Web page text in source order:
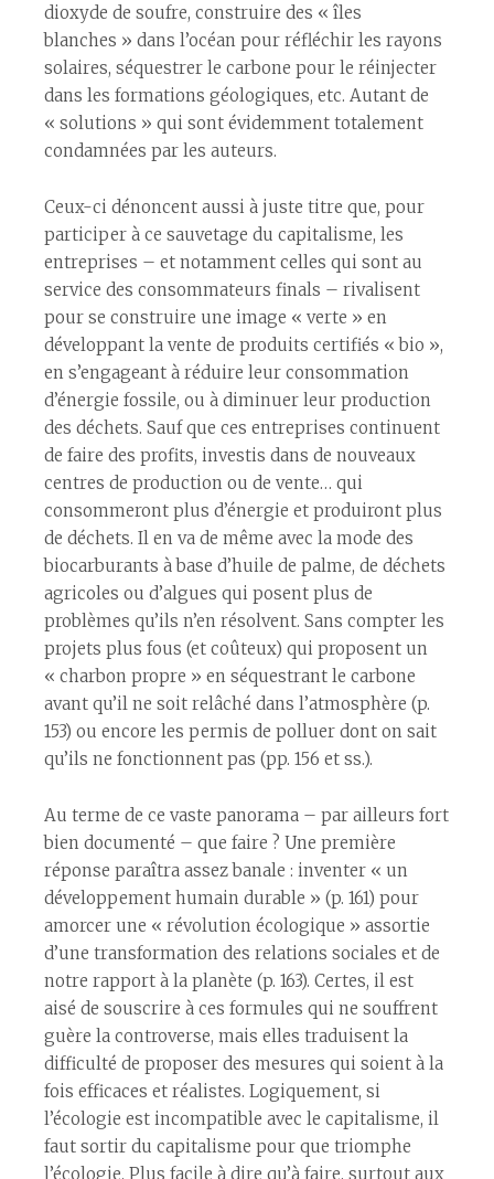
dioxyde de soufre, construire des « îles
blanches » dans l’océan pour réfléchir les rayons
solaires, séquestrer le carbone pour le réinjecter
dans les formations géologiques, etc. Autant de
« solutions » qui sont évidemment totalement
condamnées par les auteurs.
Ceux-ci dénoncent aussi à juste titre que, pour
participer à ce sauvetage du capitalisme, les
entreprises – et notamment celles qui sont au
service des consommateurs finals – rivalisent
pour se construire une image « verte » en
développant la vente de produits certifiés « bio »,
en s’engageant à réduire leur consommation
d’énergie fossile, ou à diminuer leur production
des déchets. Sauf que ces entreprises continuent
de faire des profits, investis dans de nouveaux
centres de production ou de vente… qui
consommeront plus d’énergie et produiront plus
de déchets. Il en va de même avec la mode des
biocarburants à base d’huile de palme, de déchets
agricoles ou d’algues qui posent plus de
problèmes qu’ils n’en résolvent. Sans compter les
projets plus fous (et coûteux) qui proposent un
« charbon propre » en séquestrant le carbone
avant qu’il ne soit relâché dans l’atmosphère (p.
153) ou encore les permis de polluer dont on sait
qu’ils ne fonctionnent pas (pp. 156 et ss.).
Au terme de ce vaste panorama – par ailleurs fort
bien documenté – que faire ? Une première
réponse paraîtra assez banale : inventer « un
développement humain durable » (p. 161) pour
amorcer une « révolution écologique » assortie
d’une transformation des relations sociales et de
notre rapport à la planète (p. 163). Certes, il est
aisé de souscrire à ces formules qui ne souffrent
guère la controverse, mais elles traduisent la
difficulté de proposer des mesures qui soient à la
fois efficaces et réalistes. Logiquement, si
l’écologie est incompatible avec le capitalisme, il
faut sortir du capitalisme pour que triomphe
l’écologie. Plus facile à dire qu’à faire, surtout aux